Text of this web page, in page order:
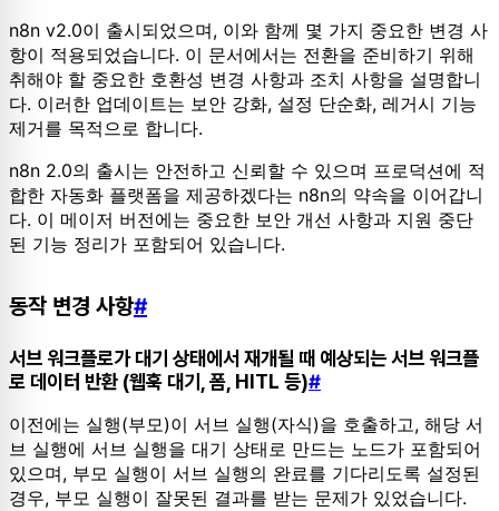
n8n v2.0이 출시되었으며, 이와 함께 몇 가지 중요한 변경 사
항이 적용되었습니다. 이 문서에서는 전환을 준비하기 위해
취해야 할 중요한 호환성 변경 사항과 조치 사항을 설명합니
다. 이러한 업데이트는 보안 강화, 설정 단순화, 레거시 기능
제거를 목적으로 합니다.
n8n 2.0의 출시는 안전하고 신뢰할 수 있으며 프로덕션에 적
합한 자동화 플랫폼을 제공하겠다는 n8n의 약속을 이어갑니
다. 이 메이저 버전에는 중요한 보안 개선 사항과 지원 중단
된 기능 정리가 포함되어 있습니다.
동작 변경 사항#
서브 워크플로가 대기 상태에서 재개될 때 예상되는 서브 워크플
로 데이터 반환 (웹훅 대기, 폼, HITL 등)#
이전에는 실행(부모)이 서브 실행(자식)을 호출하고, 해당 서
브 실행에 서브 실행을 대기 상태로 만드는 노드가 포함되어
있으며, 부모 실행이 서브 실행의 완료를 기다리도록 설정된
경우, 부모 실행이 잘못된 결과를 받는 문제가 있었습니다.